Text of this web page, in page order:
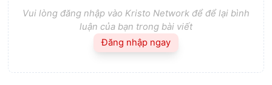
Vui lòng đăng nhập vào Kristo Network để để lại bình
luận của bạn trong bài viết
Đăng nhập ngay